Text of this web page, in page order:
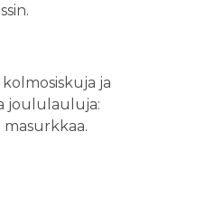
ja
joululauluja: